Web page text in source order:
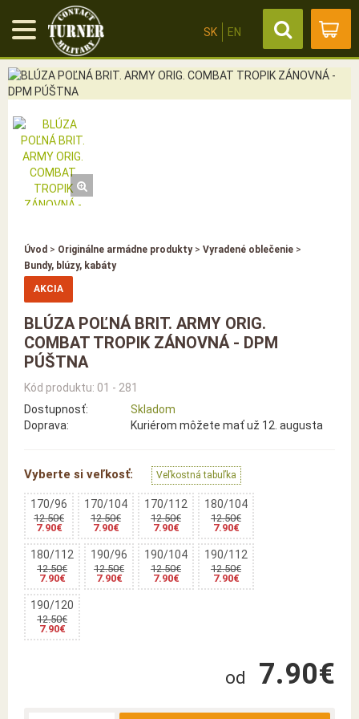
SK EN
Úvod > Originálne armádne produkty > Vyradené oblečenie >
Bundy, blúzy, kabáty
AKCIA
BLÚZA POĽNÁ BRIT. ARMY ORIG.
COMBAT TROPIK ZÁNOVNÁ - DPM
PÚŠTNA
Kód produktu: 01 - 281
Dostupnosť:
Skladom
Doprava:
Kuriérom môžete mať už 12. augusta
Vyberte si veľkosť: Veľkostná tabuľka
170/96
12.50€
7.90€
170/104
12.50€
7.90€
170/112
12.50€
7.90€
180/104
12.50€
7.90€
180/112
12.50€
7.90€
190/96
12.50€
7.90€
190/104
12.50€
7.90€
190/112
12.50€
7.90€
190/120
12.50€
7.90€
od 7.90€